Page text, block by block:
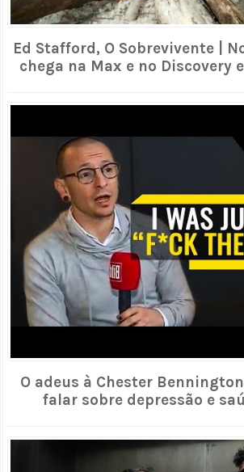
Ed Stafford, O Sobrevivente |
chega na Max e no Discovery
O adeus à Chester
falar sobre depressão e